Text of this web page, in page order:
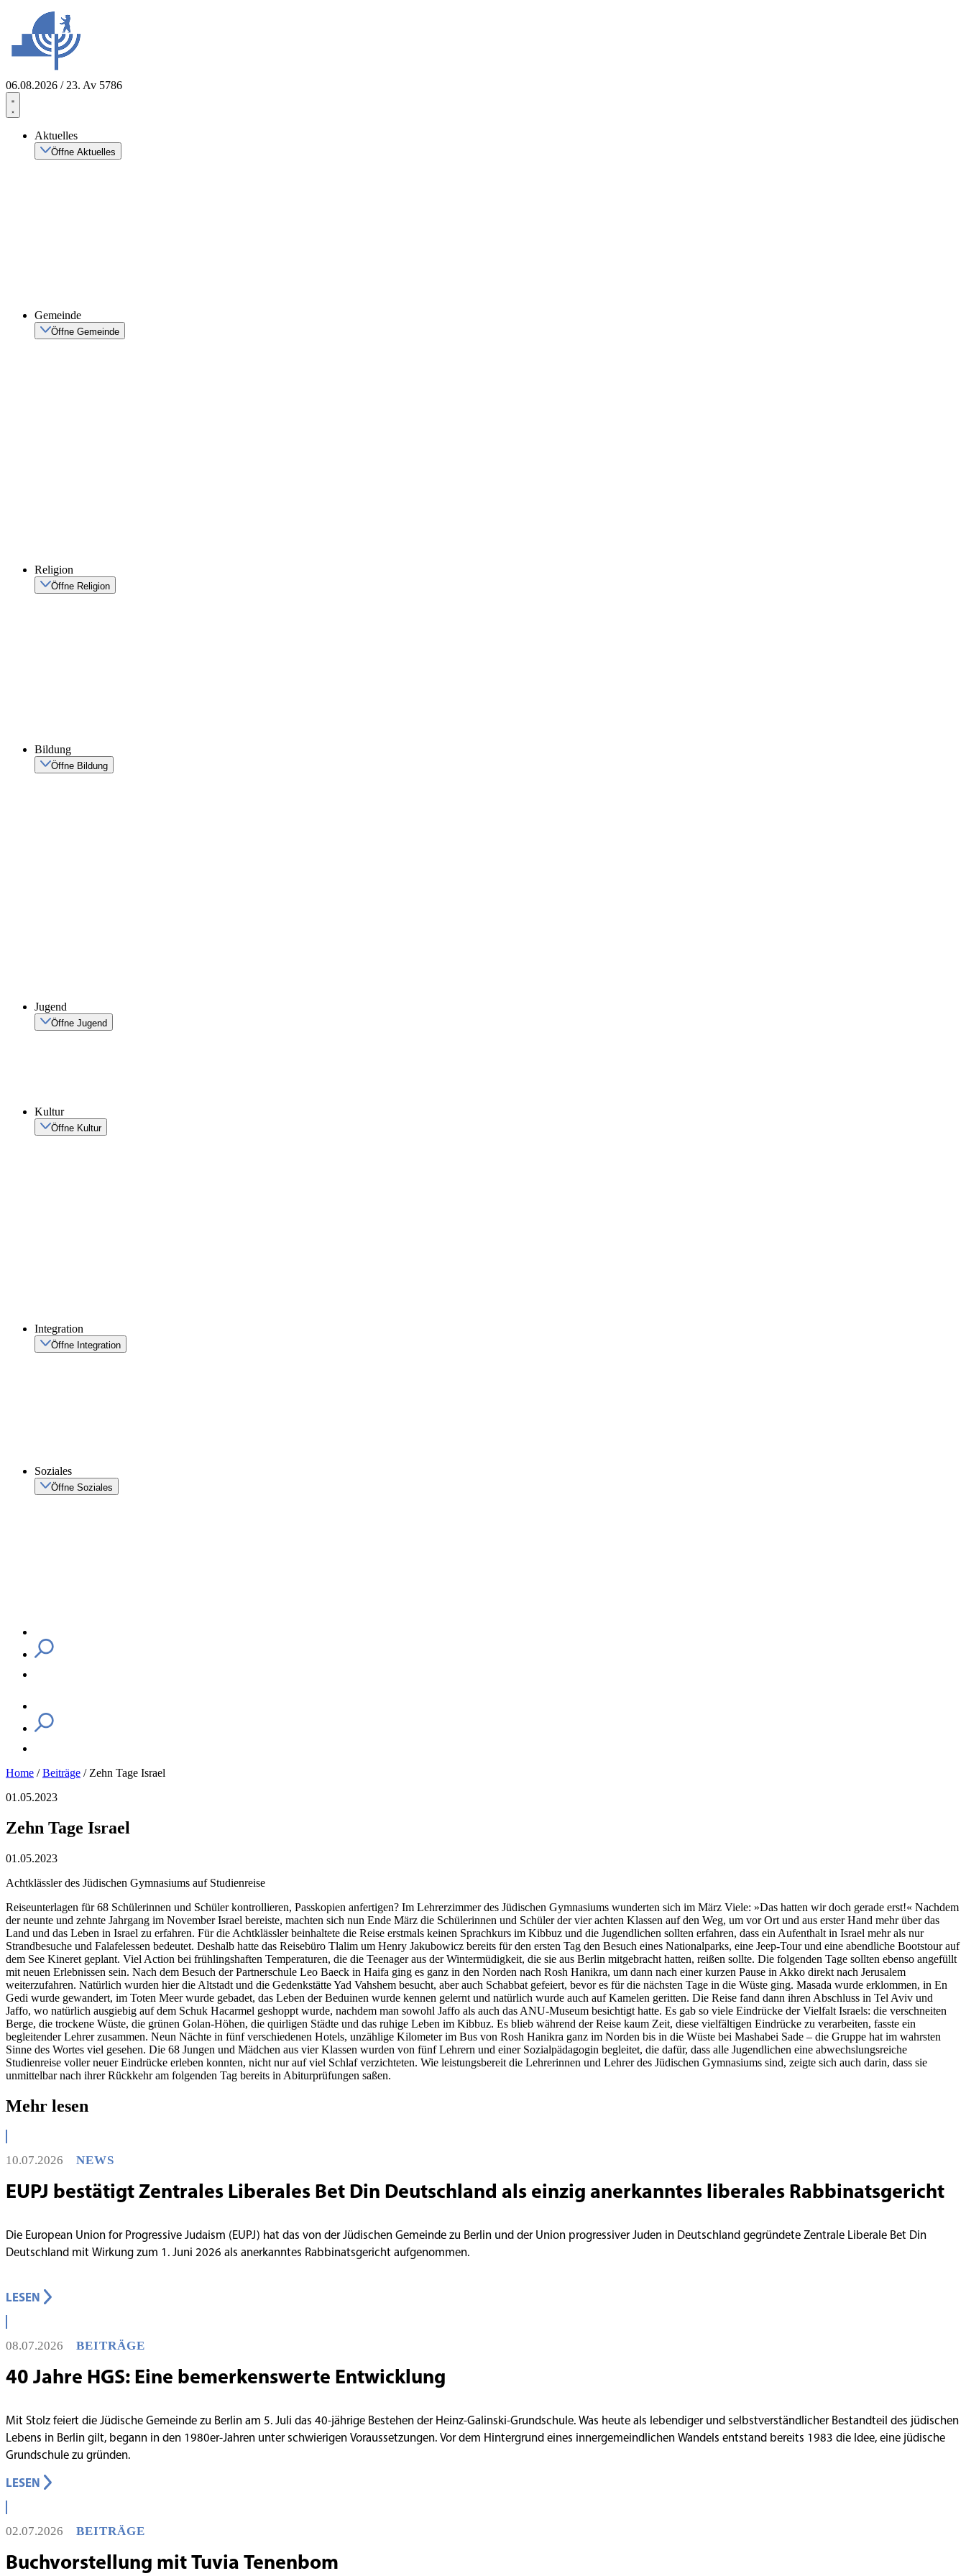
springen
06.08.2026 / 23. Av 5786
Aktuelles
Öffne Aktuelles
Gemeinde
Öffne Gemeinde
Religion
Öffne Religion
Bildung
Öffne Bildung
Jugend
Öffne Jugend
Kultur
Öffne Kultur
Integration
Öffne Integration
Soziales
Öffne Soziales
Home /Beiträge / Zehn Tage Israel
01.05.2023
Zehn Tage Israel
01.05.2023
Achtklässler des Jüdischen Gymnasiums auf Studienreise
Reiseunterlagen für 68 Schülerinnen und Schüler kontrollieren, Passkopien anfertigen? Im Lehrerzimmer des Jüdischen Gymnasiums wunderten sich im März Viele: »Das hatten wir doch gerade erst!« Nachdem
der neunte und zehnte Jahrgang im November Israel bereiste, machten sich nun Ende März die Schülerinnen und Schüler der vier achten Klassen auf den Weg, um vor Ort und aus erster Hand mehr über das
Land und das Leben in Israel zu erfahren. Für die Achtklässler beinhaltete die Reise erstmals keinen Sprachkurs im Kibbuz und die Jugendlichen sollten erfahren, dass ein Aufenthalt in Israel mehr als nur
Strandbesuche und Falafelessen bedeutet. Deshalb hatte das Reisebüro Tlalim um Henry Jakubowicz bereits für den ersten Tag den Besuch eines Nationalparks, eine Jeep-Tour und eine abendliche Bootstour auf
dem See Kineret geplant. Viel Action bei frühlingshaften Temperaturen, die die Teenager aus der Wintermüdigkeit, die sie aus Berlin mitgebracht hatten, reißen sollte. Die folgenden Tage sollten ebenso angefüllt
mit neuen Erlebnissen sein. Nach dem Besuch der Partnerschule Leo Baeck in Haifa ging es ganz in den Norden nach Rosh Hanikra, um dann nach einer kurzen Pause in Akko direkt nach Jerusalem
weiterzufahren. Natürlich wurden hier die Altstadt und die Gedenkstätte Yad Vahshem besucht, aber auch Schabbat gefeiert, bevor es für die nächsten Tage in die Wüste ging. Masada wurde erklommen, in En
Gedi wurde gewandert, im Toten Meer wurde gebadet, das Leben der Beduinen wurde kennen gelernt und natürlich wurde auch auf Kamelen geritten. Die Reise fand dann ihren Abschluss in Tel Aviv und
Jaffo, wo natürlich ausgiebig auf dem Schuk Hacarmel geshoppt wurde, nachdem man sowohl Jaffo als auch das ANU-Museum besichtigt hatte. Es gab so viele Eindrücke der Vielfalt Israels: die verschneiten
Berge, die trockene Wüste, die grünen Golan-Höhen, die quirligen Städte und das ruhige Leben im Kibbuz. Es blieb während der Reise kaum Zeit, diese vielfältigen Eindrücke zu verarbeiten, fasste ein
begleitender Lehrer zusammen. Neun Nächte in fünf verschiedenen Hotels, unzählige Kilometer im Bus von Rosh Hanikra ganz im Norden bis in die Wüste bei Mashabei Sade – die Gruppe hat im wahrsten
Sinne des Wortes viel gesehen. Die 68 Jungen und Mädchen aus vier Klassen wurden von fünf Lehrern und einer Sozialpädagogin begleitet, die dafür, dass alle Jugendlichen eine abwechslungsreiche
Studienreise voller neuer Eindrücke erleben konnten, nicht nur auf viel Schlaf verzichteten. Wie leistungsbereit die Lehrerinnen und Lehrer des Jüdischen Gymnasiums sind, zeigte sich auch darin, dass sie
unmittelbar nach ihrer Rückkehr am folgenden Tag bereits in Abiturprüfungen saßen.
Mehr lesen
10.07.2026 NEWS
EUPJ bestätigt Zentrales Liberales Bet Din Deutschland als einzig anerkanntes liberales Rabbinatsgericht
Die European Union for Progressive Judaism (EUPJ) hat das von der Jüdischen Gemeinde zu Berlin und der Union progressiver Juden in Deutschland gegründete Zentrale Liberale Bet Din
Deutschland mit Wirkung zum 1. Juni 2026 als anerkanntes Rabbinatsgericht aufgenommen.
LESEN
08.07.2026 BEITRÄGE
40 Jahre HGS: Eine bemerkenswerte Entwicklung
Mit Stolz feiert die Jüdische Gemeinde zu Berlin am 5. Juli das 40-jährige Bestehen der Heinz-Galinski-Grundschule. Was heute als lebendiger und selbstverständlicher Bestandteil des jüdischen
Lebens in Berlin gilt, begann in den 1980er-Jahren unter schwierigen Voraussetzungen. Vor dem Hintergrund eines innergemeindlichen Wandels entstand bereits 1983 die Idee, eine jüdische
Grundschule zu gründen.
LESEN
02.07.2026 BEITRÄGE
Buchvorstellung mit Tuvia Tenenbom